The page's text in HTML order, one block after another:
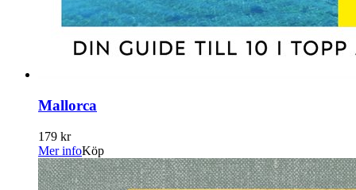
Mallorca
179 kr
Mer infoKöp